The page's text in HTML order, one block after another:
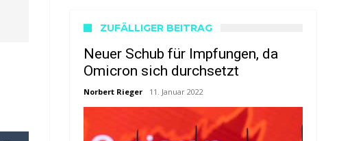
ZUFÄLLIGER BEITRAG
Neuer Schub für Impfungen, da
Omicron sich durchsetzt
Norbert Rieger 11. Januar 2022